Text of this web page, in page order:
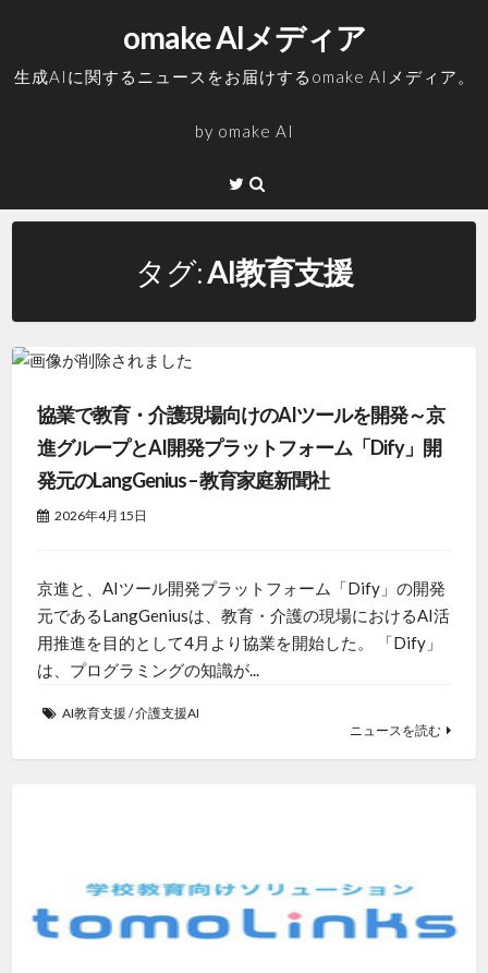
ッ
omake AIメディア
生成AIに関するニュースをお届けするomake AIメディア。
by omake AI
Twitter
タグ:AI教育支援
協業で教育・介護現場向けのAIツールを開発～京
進グループとAI開発プラットフォーム「Dify」開
発元のLangGenius – 教育家庭新聞社
2026年4月15日
京進と、AIツール開発プラットフォーム「Dify」の開発
元であるLangGeniusは、教育・介護の現場におけるAI活
用推進を目的として4月より協業を開始した。 「Dify」
は、プログラミングの知識が...
AI教育支援 /介護支援AI
ニュースを読む